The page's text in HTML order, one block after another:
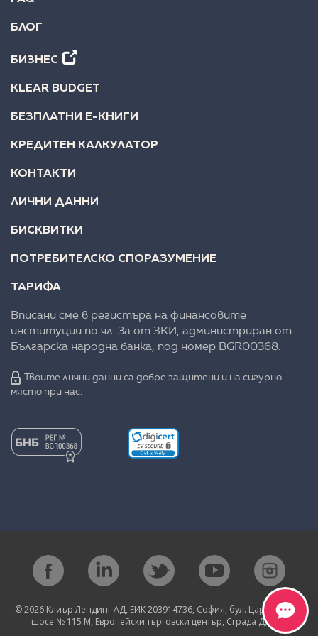
БЛОГ
БИЗНЕС
KLEAR BUDGET
БЕЗПЛАТНИ Е-КНИГИ
КРЕДИТЕН КАЛКУЛАТОР
КОНТАКТИ
ЛИЧНИ ДАННИ
БИСКВИТКИ
ПОТРЕБИТЕЛСКО СПОРАЗУМЕНИЕ
ТАРИФА
Вписани сме в регистъра на финансовите
институции по чл. 3а от ЗКИ, администриран от
Българска народна банка, под номер BGR00368.
Твоите лични данни са добре защитени и на сигурно
място при нас.
© 2026 Клиър Лендинг АД, ЕИК 203914736, София, бул. Цариградско
шосе № 115 М, Европейски търговски център, Сграда Д, eт. 1